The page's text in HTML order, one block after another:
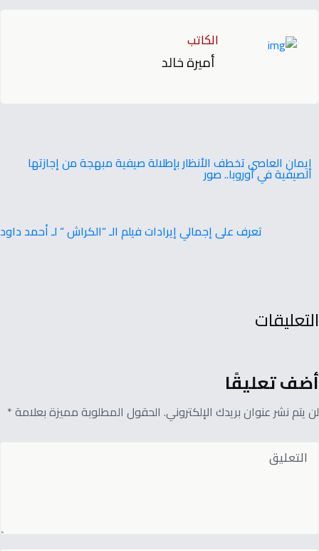
الكاتب
أميرة خالد
إيمان العاصي تخطف الأنظار بإطلالة صيفية مبهجة من إجازتها
الصيفية في أوروبا.. صور
تعرف على إجمالي إيرادات فيلم الـ “الكراش “ لـ أحمد داود
التعليقات
أضف تعليقًا
لن يتم نشر عنوان بريدك الإلكتروني. الحقول المطلوبة مميزة بعلامة *